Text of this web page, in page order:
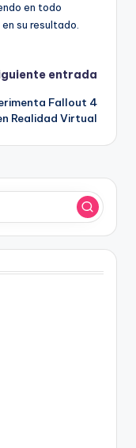
en todo
su resultado.
entrada
Fallout 4
Realidad Virtual